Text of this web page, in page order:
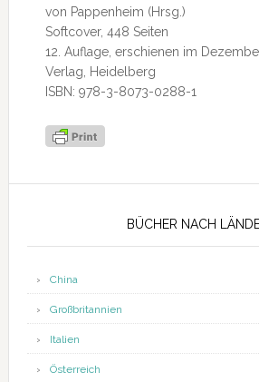
von Pappenheim (Hrsg.)
Softcover, 448 Seiten
12. Auflage, erschienen im
Verlag, Heidelberg
ISBN: 978-3-8073-0288-1
BÜCHER NACH
China
Großbritannien
Italien
Österreich